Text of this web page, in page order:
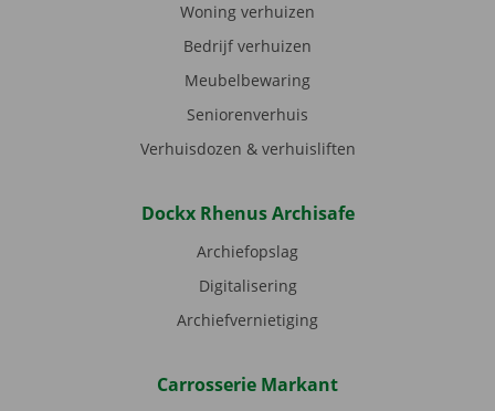
Woning verhuizen
Bedrijf verhuizen
Meubelbewaring
Seniorenverhuis
Verhuisdozen & verhuisliften
Dockx Rhenus Archisafe
Archiefopslag
Digitalisering
Archiefvernietiging
Carrosserie Markant